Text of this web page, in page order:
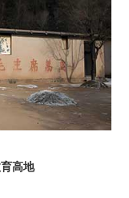
高地